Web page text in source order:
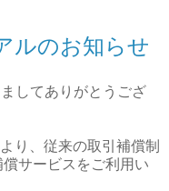
ルのお知らせ
してありがとうござ
り、従来の取引補償制
サービスをご利用い